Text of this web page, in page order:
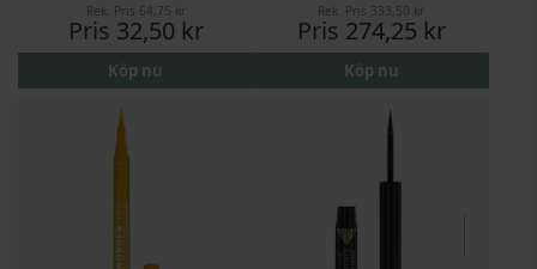
Rek. Pris 64,75 kr
Pris 32,50 kr
Köp nu
Rek. Pris 333,50 kr
Pris 274,25 kr
Köp nu